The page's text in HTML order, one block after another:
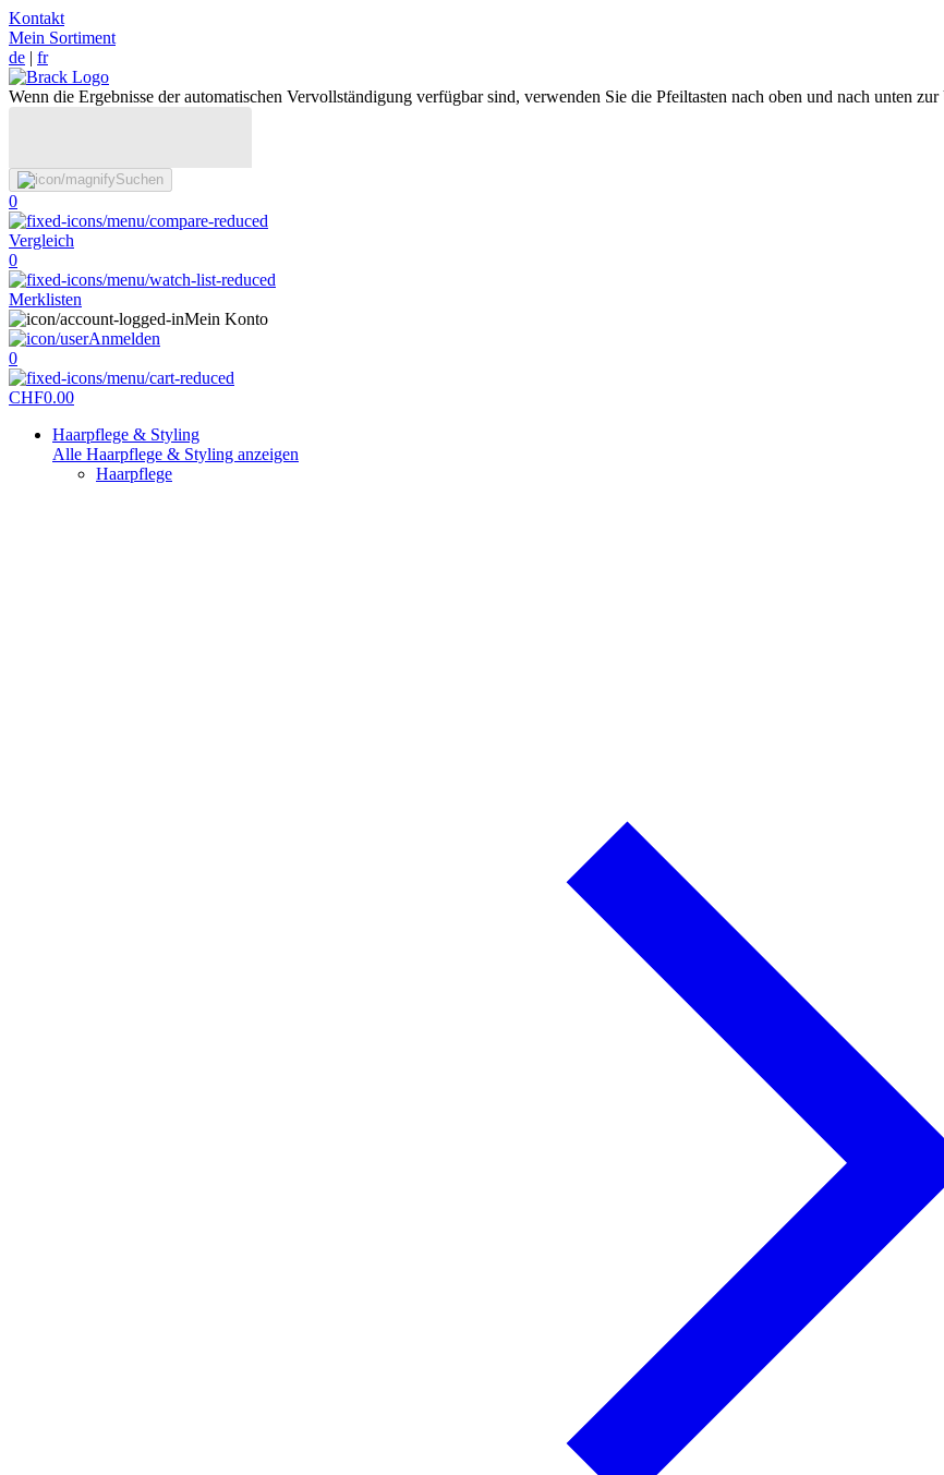
Kontakt
Mein Sortiment
de | fr
Wenn die Ergebnisse der automatischen Vervollständigung verfügbar sind, verwenden Sie die Pfeiltasten nach oben und nach unten
Suchen
0
Vergleich
0
Merklisten
Mein Konto
Anmelden
0
CHF0.00
Haarpflege & Styling
Alle Haarpflege & Styling anzeigen
Haarpflege